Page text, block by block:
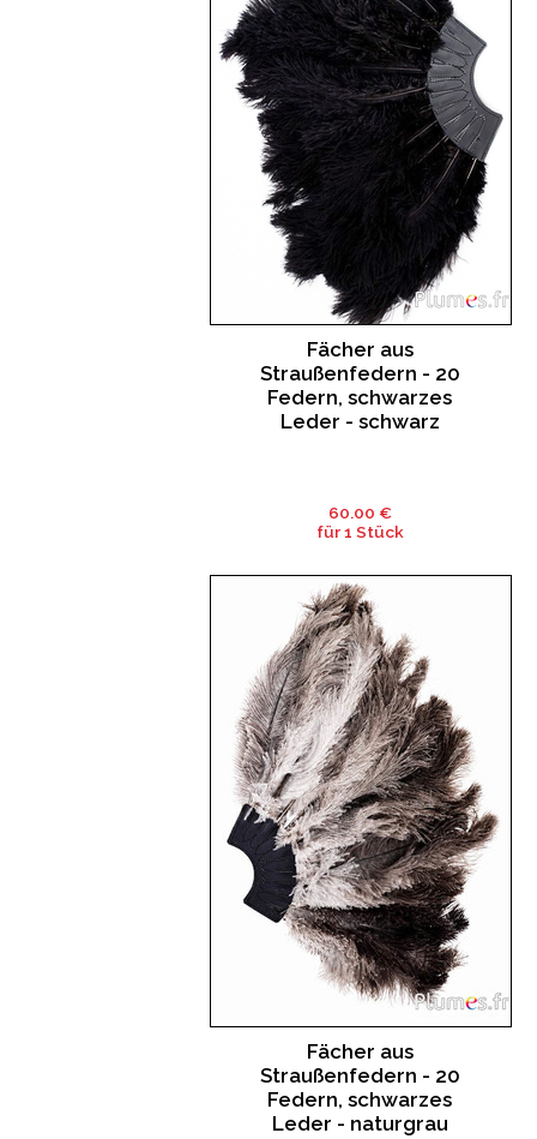
Fächer aus
Straußenfedern - 20
Federn, schwarzes
Leder - schwarz
60.00 €
für 1 Stück
Fächer aus
Straußenfedern - 20
Federn, schwarzes
Leder - naturgrau